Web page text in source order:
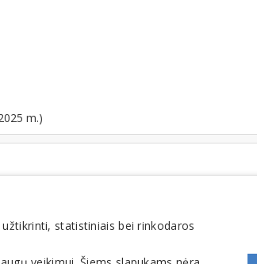
m.)
statistiniais bei rinkodaros